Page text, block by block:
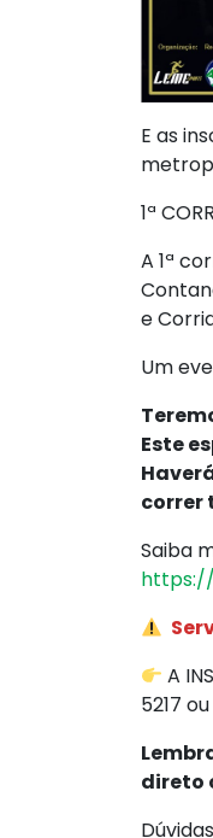
E as
1ª
A 1ª
e
Um
Este
correr
Saiba
https://
A
5217
direto